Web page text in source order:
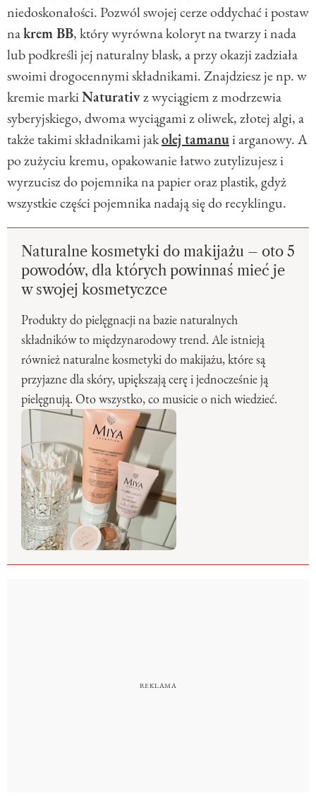
niedoskonałości. Pozwól swojej cerze oddychać i postaw
nakrem BB, który wyrówna koloryt na twarzy i nada
lub podkreśli jej naturalny blask, a przy okazji zadziała
swoimi drogocennymi składnikami. Znajdziesz je np. w
kremie markiNaturativz wyciągiem z modrzewia
syberyjskiego, dwoma wyciągami z oliwek, złotej algi, a
także takimi składnikami jakolej tamanui arganowy. A
po zużyciu kremu, opakowanie łatwo zutylizujesz i
wyrzucisz do pojemnika na papier oraz plastik, gdyż
wszystkie części pojemnika nadają się do recyklingu.
Naturalne kosmetyki do makijażu – oto 5
powodów, dla których powinnaś mieć je
w swojej kosmetyczce
Produkty do pielęgnacji na bazie naturalnych
składników to międzynarodowy trend. Ale istnieją
również naturalne kosmetyki do makijażu, które są
przyjazne dla skóry, upiększają cerę i jednocześnie ją
pielęgnują. Oto wszystko, co musicie o nich wiedzieć.